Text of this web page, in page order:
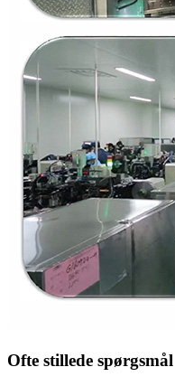
Ofte stillede spørgsmål